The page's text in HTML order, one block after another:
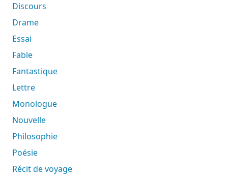
Discours
Drame
Essai
Fable
Fantastique
Lettre
Monologue
Nouvelle
Philosophie
Poésie
Récit de voyage